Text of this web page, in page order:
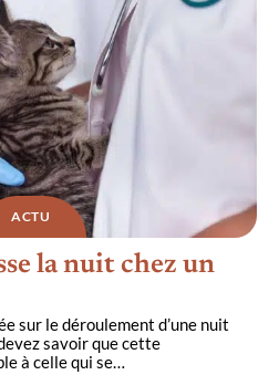
ACTU
la nuit chez un
sur le déroulement d’une nuit
savoir que cette
à celle qui se…